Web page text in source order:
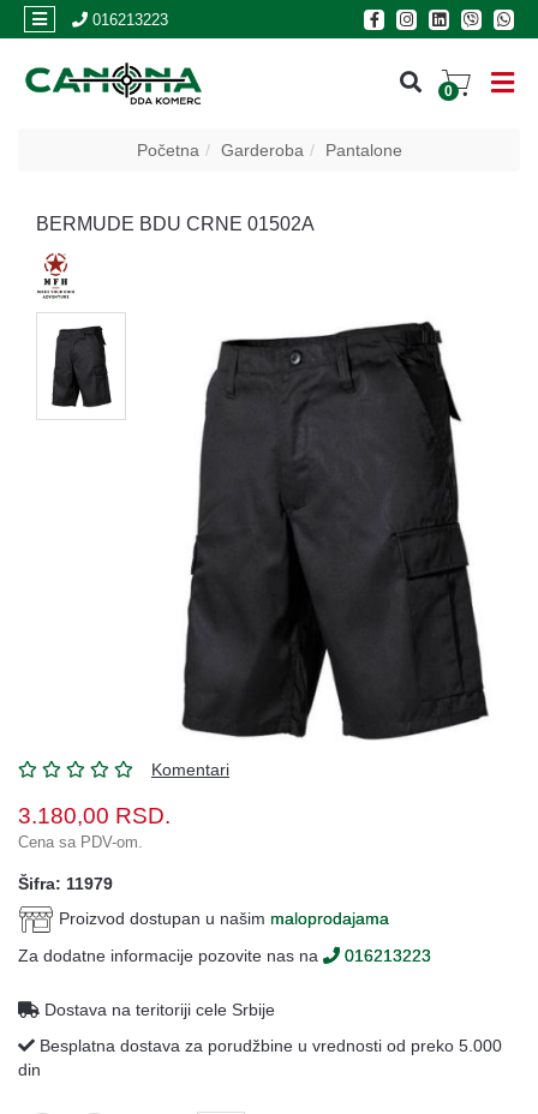
016213223
0
Početna Garderoba Pantalone
BERMUDE BDU CRNE 01502A
Komentari
3.180,00 RSD.
Cena sa PDV-om.
Šifra: 11979
Proizvod dostupan u našim maloprodajama
Za dodatne informacije pozovite nas na
016213223
Dostava na teritoriji cele Srbije
Besplatna dostava za porudžbine u vrednosti od preko 5.000
din